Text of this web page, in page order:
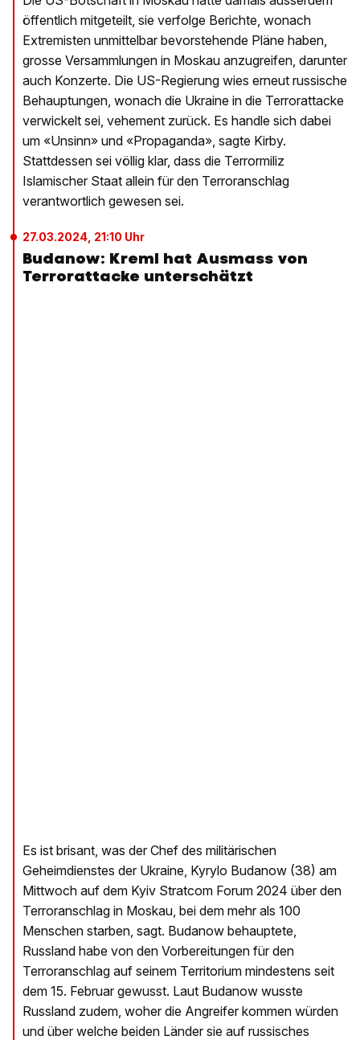
öffentlich mitgeteilt, sie verfolge Berichte, wonach
Extremisten unmittelbar bevorstehende Pläne haben,
grosse Versammlungen in Moskau anzugreifen, darunter
auch Konzerte. Die US-Regierung wies erneut russische
Behauptungen, wonach die Ukraine in die Terrorattacke
verwickelt sei, vehement zurück. Es handle sich dabei
um «Unsinn» und «Propaganda», sagte Kirby.
Stattdessen sei völlig klar, dass die Terrormiliz
Islamischer Staat allein für den Terroranschlag
verantwortlich gewesen sei.
27.03.2024, 21:10 Uhr
Budanow: Kreml hat Ausmass von
Terrorattacke unterschätzt
Es ist brisant, was der Chef des militärischen
Geheimdienstes der Ukraine, Kyrylo Budanow (38) am
Mittwoch auf dem Kyiv Stratcom Forum 2024 über den
Terroranschlag in Moskau, bei dem mehr als 100
Menschen starben, sagt. Budanow behauptete,
Russland habe von den Vorbereitungen für den
Terroranschlag auf seinem Territorium mindestens seit
dem 15. Februar gewusst. Laut Budanow wusste
Russland zudem, woher die Angreifer kommen würden
und über welche beiden Länder sie auf russisches